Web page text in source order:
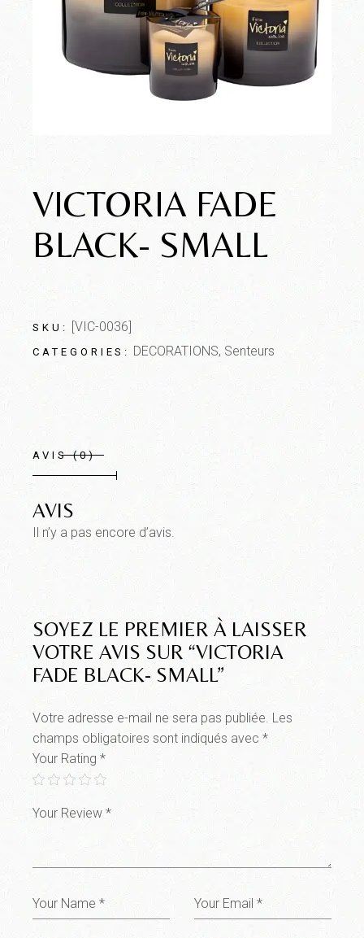
VICTORIA FADE
BLACK- SMALL
SKU: [VIC-0036]
CATEGORIES: DECORATIONS, Senteurs
AVIS (0)
AVIS
Il n’y a pas encore d’avis.
SOYEZ LE PREMIER À LAISSER
VOTRE AVIS SUR “VICTORIA
FADE BLACK- SMALL”
Votre adresse e-mail ne sera pas publiée. Les
champs obligatoires sont indiqués avec*
Your Rating*